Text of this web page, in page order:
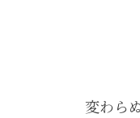
変わら